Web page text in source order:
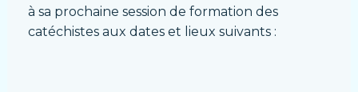
à sa prochaine session de formation des
catéchistes aux dates et lieux suivants :